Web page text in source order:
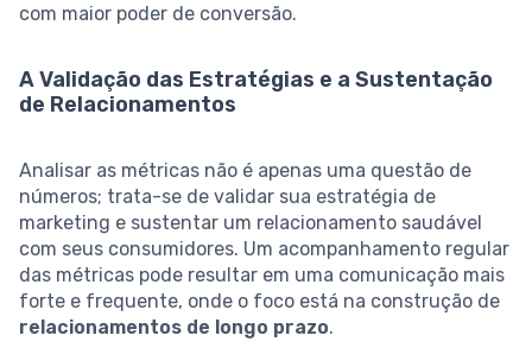
com maior poder de conversão.
A Validação das Estratégias e a Sustentação
de Relacionamentos
Analisar as métricas não é apenas uma questão de
números; trata-se de validar sua estratégia de
marketing e sustentar um relacionamento saudável
com seus consumidores. Um acompanhamento regular
das métricas pode resultar em uma comunicação mais
forte e frequente, onde o foco está na construção de
relacionamentos de longo prazo.